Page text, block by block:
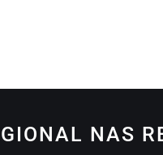
NAS